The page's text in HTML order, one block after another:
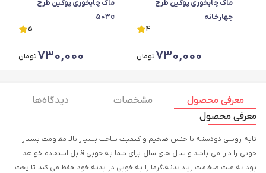
ماگ چایخوری پوگین طرح
چهارخانه
4
730,000تومان
ماگ چایخوری پوگین طرح
503c
5
730,000تومان
معرفی محصول مشخصات
دیدگاه ها
معرفی محصول
تابه روسی دودسته با جنس ضخیم و کیفیت ساخت بسیار بالا مقاومت بسیار
خوبی را دارا می باشد و سال های سال برای شما به خوبی قابل استفاده خواهد
بود.به علت ضخامت زیاد بدنه،گرما را به خوبی در بدنه خود حفظ می کند تا پخت